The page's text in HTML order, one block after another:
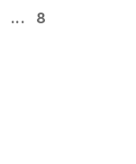
... 8